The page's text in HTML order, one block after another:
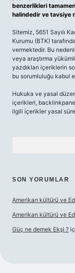
benzerlikleri
halindedir ve tavsiye
Sitemiz, 5651 Sayılı
Kurumu (BTK)
vermektedir. Bu
veya araştırma
yazdıkları içeriklerin
bu sorumluluğu kabul
Hukuka ve yasal
içerikleri,
ilgili içerikler yasal
SON YORUMLAR
Amerikan kültürü ve
Amerikan kültürü ve
Güç ne demek Ekşi ?